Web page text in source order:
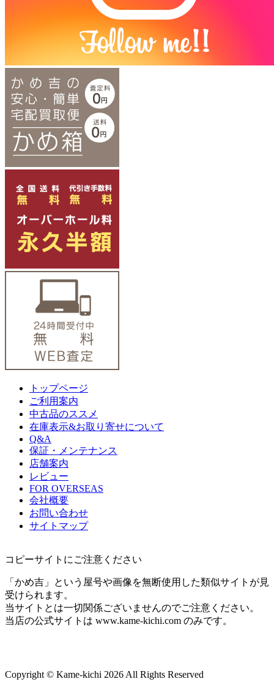
トップページ
ご利用案内
中古品のススメ
在庫表示&お取り寄せについて
Q&A
保証・メンテナンス
店舗案内
レビュー
FOR OVERSEAS
会社概要
お問い合わせ
サイトマップ
コピーサイトにご注意ください
「かめ吉」という屋号や画像を無断使用した類似サイトが見
受けられます。
当サイトとは一切関係ございませんのでご注意ください。
当店の公式サイトは www.kame-kichi.com のみです。
Copyright © Kame-kichi 2026 All Rights Reserved